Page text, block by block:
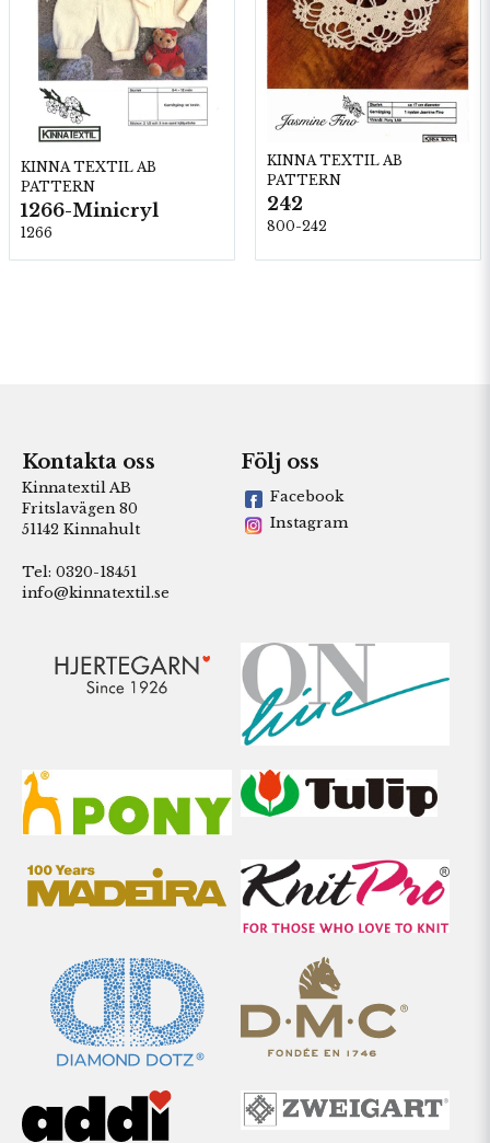
KINNA TEXTIL AB
PATTERN
1266-Minicryl
1266
KINNA TEXTIL AB
PATTERN
242
800-242
Kontakta oss
Kinnatextil AB
Fritslavägen 80
51142 Kinnahult
Tel: 0320-18451
info@kinnatextil.se
Följ oss
Facebook
Instagram